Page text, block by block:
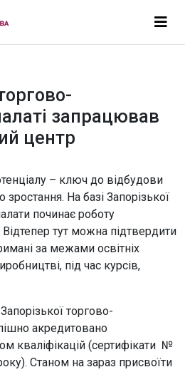
запрацював
центр
– ключ до відбудови
зростання. На базі Запорізької
починає роботу
тут можна підтвердити
за межами освітніх
під час курсів,
торгово-
акредитовано
кваліфікацій (сертифікати №
Станом на зараз присвоїти